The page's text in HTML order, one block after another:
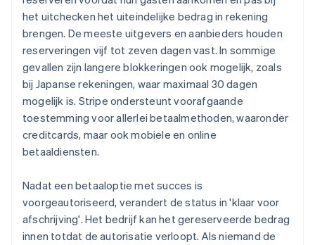
het uitchecken het uiteindelijke bedrag in rekening
brengen. De meeste uitgevers en aanbieders houden
reserveringen vijf tot zeven dagen vast. In sommige
gevallen zijn langere blokkeringen ook mogelijk, zoals
bij Japanse rekeningen, waar maximaal 30 dagen
mogelijk is. Stripe ondersteunt voorafgaande
toestemming voor allerlei betaalmethoden, waaronder
creditcards, maar ook mobiele en online
betaaldiensten.
Nadat een betaaloptie met succes is
voorgeautoriseerd, verandert de status in 'klaar voor
afschrijving'. Het bedrijf kan het gereserveerde bedrag
innen totdat de autorisatie verloopt. Als niemand de